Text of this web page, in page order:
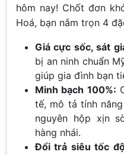
hôm nay! Chốt đơn
Hoá, bạn nắm trọn 4
Giá cực sốc, sát
bị an ninh chuẩn
giúp gia đình bạn
Minh bạch 100%:
tế, mô tả tính
nguyên hộp xịn
hàng nhái.
Đổi trả siêu tốc